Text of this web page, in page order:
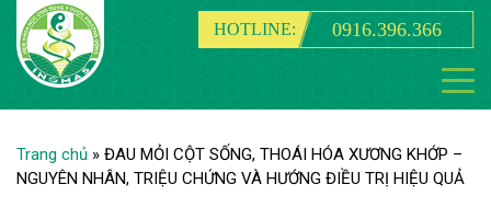
HOTLINE: 0916.396.366
Trang chủ » ĐAU MỎI CỘT SỐNG, THOÁI HÓA XƯƠNG KHỚP –
NGUYÊN NHÂN, TRIỆU CHỨNG VÀ HƯỚNG ĐIỀU TRỊ HIỆU QUẢ